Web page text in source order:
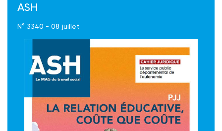
ASH
N° 3340 - 08 juillet